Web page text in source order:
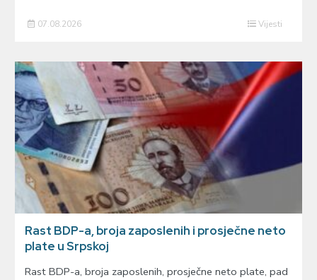
07.08.2026 Vijesti
Rast BDP-a, broja zaposlenih i prosječne neto
plate u Srpskoj
Rast BDP-a, broja zaposlenih, prosječne neto plate, pad